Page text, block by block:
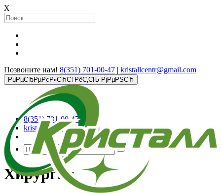
X
Позвоните нам! 8(351) 701-00-47 | kristallcentr@gmail.com
РџРµСЂРµРєР»СЋС‡РёС‚СЊ РјРµРЅСЋ
8(351) 701-00-47
kristallcentr@gmail.com
Хирургия